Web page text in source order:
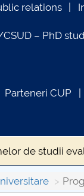
relations
– PhD
Parteneri CUP
de studii